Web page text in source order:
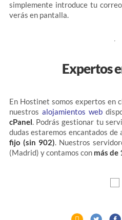
simplemente introduce tu
verás en pantalla.
Expertos
En Hostinet somos expertos en
nuestros alojamientos web
cPanel. Podrás gestionar tu
dudas estaremos encantados
fijo (sin 902). Nuestros
(Madrid) y contamos conmás de